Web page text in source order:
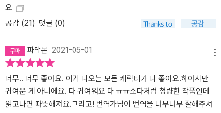
요
공감 (21 ) 댓글 (0)
파닥몬 2021-05-01
너무.. 너무 좋아요. 여기 나오는 모든 캐릭터가 다 좋아요.하야시만
귀여운 게 아니에요. 다 귀여워요 다 ㅠㅠ소다처럼 청량한 작품인데
읽고나면 따뜻해져요.그리고! 번역가님이 번역을 너무너무 잘해주셔